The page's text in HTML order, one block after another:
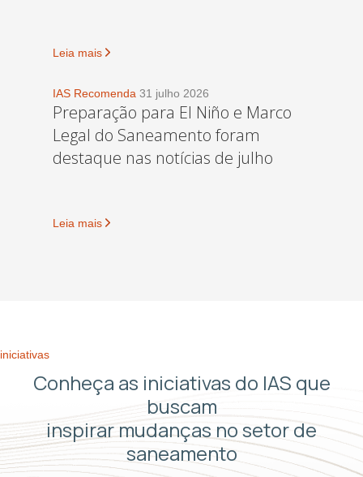
Leia mais
IAS Recomenda 31 julho 2026
Preparação para El Niño e Marco
Legal do Saneamento foram
destaque nas notícias de julho
Leia mais
iniciativas
Conheça as iniciativas do IAS que
buscam
inspirar mudanças no setor de
saneamento